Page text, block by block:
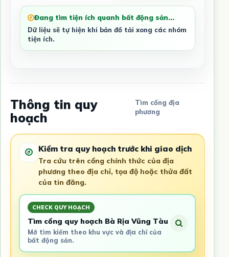
Đang tìm tiện ích quanh bất động sản...
Dữ liệu sẽ tự hiện khi bản đồ tải xong các nhóm
tiện ích.
Thông tin quy
hoạch
Tìm cổng địa
phương
Kiểm tra quy hoạch trước khi giao dịch
Tra cứu trên cổng chính thức của địa
phương theo địa chỉ, tọa độ hoặc thửa đất
của tin đăng.
CHECK QUY HOẠCH
Tìm cổng quy hoạch Bà Rịa Vũng Tàu
Mở tìm kiếm theo khu vực và địa chỉ của
bất động sản.